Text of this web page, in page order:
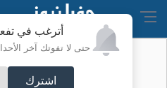
أترغب في
حتى لا تفوتك آخر
اشترك